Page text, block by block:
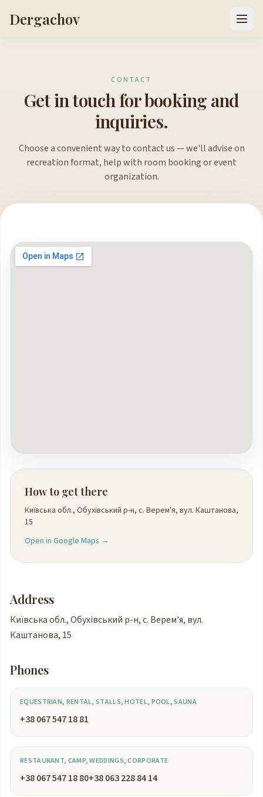
Dergachov
CONTACT
Get in touch for booking and
inquiries.
Choose a convenient way to contact us — we'll advise on
recreation format, help with room booking or event
organization.
How to get there
Київська обл., Обухівський р-н, с. Верем'я, вул. Каштанова,
15
Open in Google Maps →
Address
Київська обл., Обухівський р-н, с. Верем'я, вул.
Каштанова, 15
Phones
EQUESTRIAN, RENTAL, STALLS, HOTEL, POOL, SAUNA
+38 067 547 18 81
RESTAURANT, CAMP, WEDDINGS, CORPORATE
+38 067 547 18 80+38 063 228 84 14